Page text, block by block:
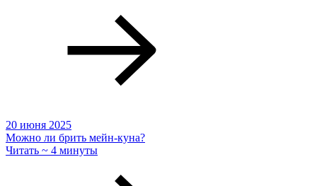
20 июня 2025
Можно ли брить мейн-куна?
Читать ~ 4 минуты